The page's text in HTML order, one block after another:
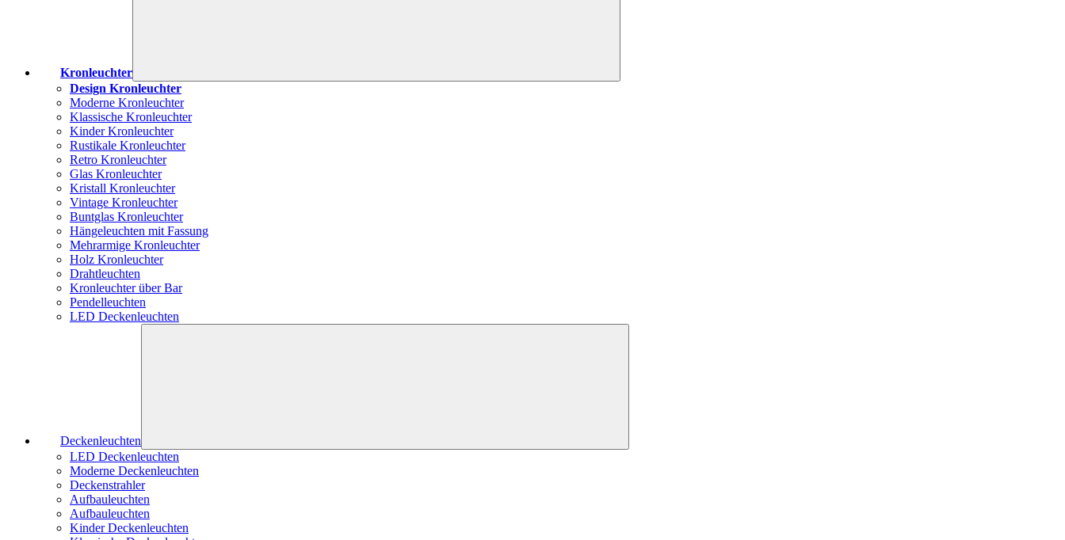
Kronleuchter
Design Kronleuchter
Moderne Kronleuchter
Klassische Kronleuchter
Kinder Kronleuchter
Rustikale Kronleuchter
Retro Kronleuchter
Glas Kronleuchter
Kristall Kronleuchter
Vintage Kronleuchter
Buntglas Kronleuchter
Hängeleuchten mit Fassung
Mehrarmige Kronleuchter
Holz Kronleuchter
Drahtleuchten
Kronleuchter über Bar
Pendelleuchten
LED Deckenleuchten
Deckenleuchten
LED Deckenleuchten
Moderne Deckenleuchten
Deckenstrahler
Aufbauleuchten
Aufbauleuchten
Kinder Deckenleuchten